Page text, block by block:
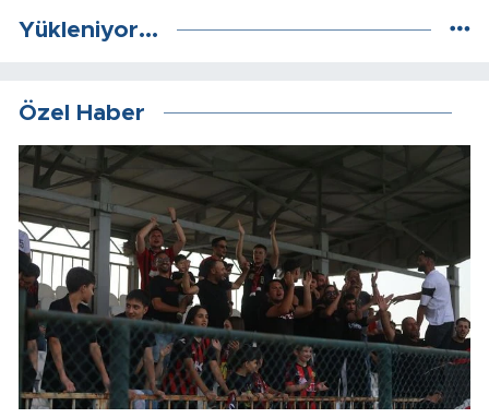
Yükleniyor...
Özel Haber